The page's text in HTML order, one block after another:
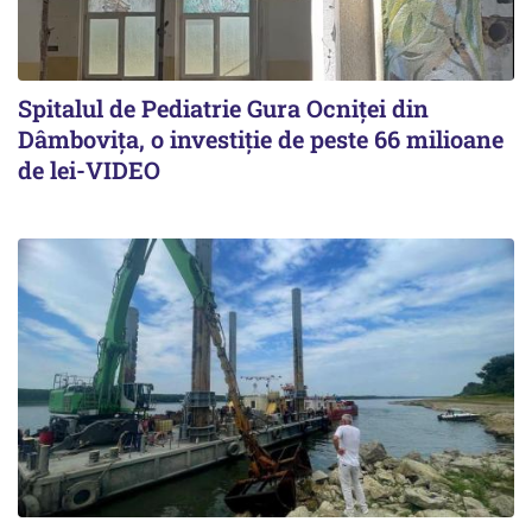
Spitalul de Pediatrie Gura Ocniței din
Dâmbovița, o investiție de peste 66 milioane
de lei-VIDEO